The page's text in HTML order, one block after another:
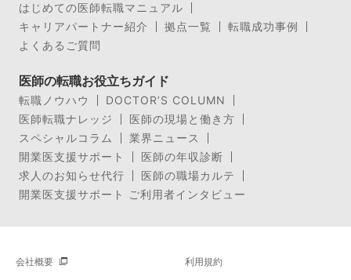
はじめての医師転職マニュアル
キャリアパートナー紹介
拠点一覧
転職成功事例
よくあるご質問
医師の転職お役立ちガイド
転職ノウハウ
DOCTOR’S COLUMN
医師転職ナレッジ
医師の現場と働き方
スペシャルコラム
業界ニュース
開業医支援サポート
医師の年収診断
求人のお知らせ代行
医師の職場カルテ
開業医支援サポート ご利用者インタビュー
会社概要 利用規約